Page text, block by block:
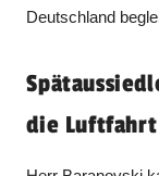
Deutschland
die Luftfahrt